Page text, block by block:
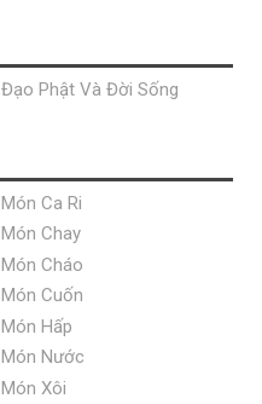
Đạo Phật Và Đời Sống
Món Ca Ri
Món Chay
Món Cháo
Món Cuốn
Món Hấp
Món Nước
Món Xôi